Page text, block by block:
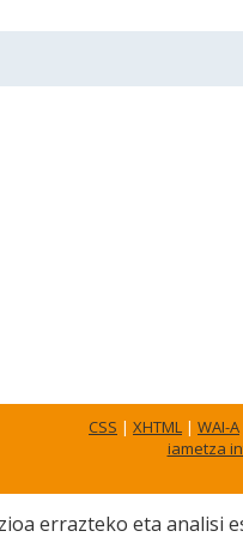
CSS | XHTML | WAI-A
iametza
errazteko eta